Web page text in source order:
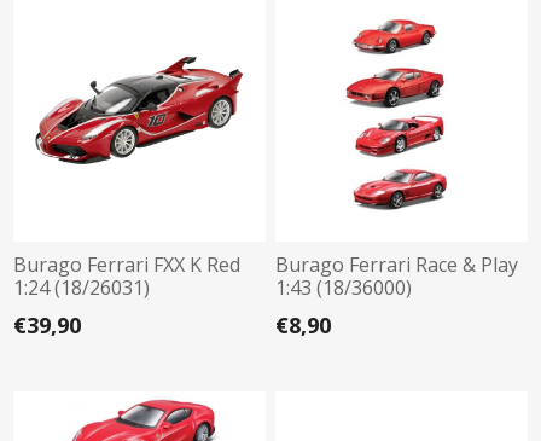
Burago Ferrari FXX K Red
1:24 (18/26031)
€39,90
Burago Ferrari Race & Play
1:43 (18/36000)
€8,90